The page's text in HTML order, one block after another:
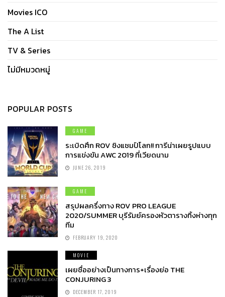
Movies ICO
The A List
TV & Series
ไม่มีหมวดหมู่
POPULAR POSTS
GAME
ระเบิดศึก ROV ชิงแชมป์โลก!! การีน่าเผยรูปแบบ
การแข่งขัน AWC 2019 ที่เวียดนาม
JUNE 26, 2019
GAME
สรุปผลครึ่งทาง ROV PRO LEAGUE
2020/SUMMER บุรีรัมย์ครองหัวตารางทิ้งห่างทุก
ทีม
FEBRUARY 19, 2020
MOVIE
เผยชื่ออย่างเป็นทางการ+เรื่องย่อ THE
CONJURING 3
DECEMBER 17, 2019